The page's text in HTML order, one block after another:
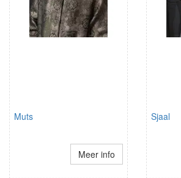
Muts
Meer info
Sjaal